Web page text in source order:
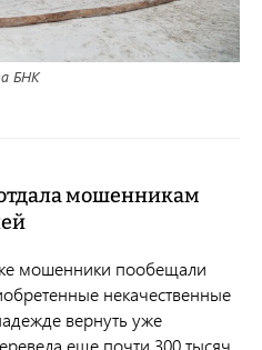
БНК
мошенникам
мошенники пообещали
некачественные
вернуть уже
еще почти 300 тысяч.